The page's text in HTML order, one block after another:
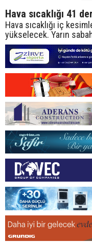
Hava sıcaklığı 41
Hava sıcaklığı iç
yükselecek. Yarın